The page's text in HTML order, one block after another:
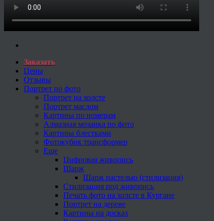
Заказать
Цены
Отзывы
Портрет по фото
Портрет на холсте
Портрет маслом
Картины по номерам
Алмазная мозаика по фото
Картины блестками
Фотокубик трансформер
Еще
Цифровая живопись
Шарж
Шарж пастелью (стилизация)
Стилизация под живопись
Печать фото на холсте в Кургане
Портрет на дереве
Картины на досках